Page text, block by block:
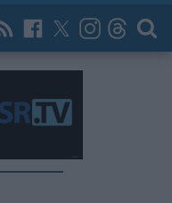
News Now Archív